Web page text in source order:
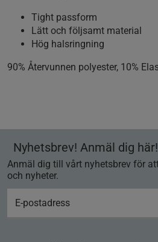
Tight passform
Lätt och följsamt material
Hög halsringning
90% Återvunnen polyester, 10%
Nyhetsbrev! Anmäl dig här!
Anmäl dig till vårt nyhetsbrev för
och nyheter.